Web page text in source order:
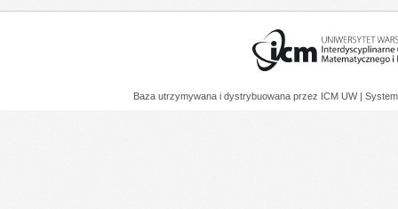
Baza utrzymywana i dystrybuowana przez ICM UW |